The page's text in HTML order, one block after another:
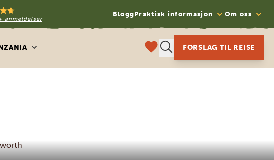
anmeldelser
BloggPraktisk informasjon Om oss
FORSLAG TIL REISE